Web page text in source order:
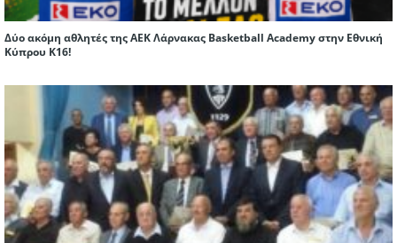
Δύο ακόμη αθλητές της ΑΕΚ Λάρνακας Basketball Academy στην Εθνική
Κύπρου Κ16!